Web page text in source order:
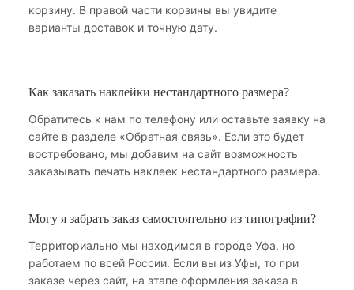
корзину. В правой части корзины вы увидите
варианты доставок и точную дату.
Как заказать наклейки нестандартного размера?
Обратитесь к нам по телефону или оставьте заявку на
сайте в разделе «Обратная связь». Если это будет
востребовано, мы добавим на сайт возможность
заказывать печать наклеек нестандартного размера.
Могу я забрать заказ самостоятельно из типографии?
Территориально мы находимся в городе Уфа, но
работаем по всей России. Если вы из Уфы, то при
заказе через сайт, на этапе оформления заказа в